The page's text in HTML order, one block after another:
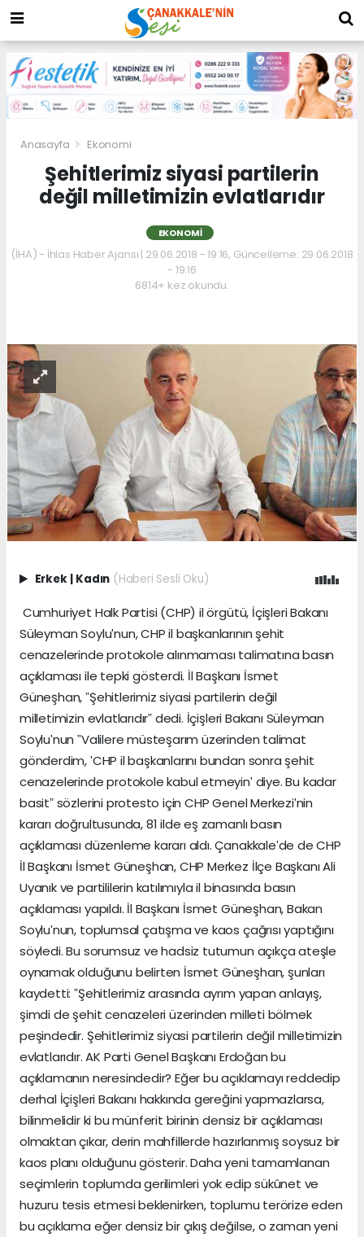
Anasayfa Ekonomi
Şehitlerimiz siyasi partilerin
değil milletimizin evlatlarıdır
EKONOMI
(İHA) - İhlas Haber Ajansı | 29.06.2018 - 19:16, Güncelleme: 29.06.2018
- 19:16
6814+ kez okundu.
Erkek | Kadın (Haberi Sesli Oku)
Cumhuriyet Halk Partisi (CHP) il örgütü, İçişleri Bakanı
Süleyman Soyluʹnun, CHP il başkanlarının şehit
cenazelerinde protokole alınmaması talimatına basın
açıklaması ile tepki gösterdi. İl Başkanı İsmet
Güneşhan, ˮŞehitlerimiz siyasi partilerin değil
milletimizin evlatlarıdırˮ dedi. İçişleri Bakanı Süleyman
Soyluʹnun ˮValilere müsteşarım üzerinden talimat
gönderdim, ʹCHP il başkanlarını bundan sonra şehit
cenazelerinde protokole kabul etmeyinʹ diye. Bu kadar
basitˮ sözlerini protesto için CHP Genel Merkeziʹnin
kararı doğrultusunda, 81 ilde eş zamanlı basın
açıklaması düzenleme kararı aldı. Çanakkaleʹde de CHP
İl Başkanı İsmet Güneşhan, CHP Merkez İlçe Başkanı Ali
Uyanık ve partililerin katılımıyla il binasında basın
açıklaması yapıldı. İl Başkanı İsmet Güneşhan, Bakan
Soyluʹnun, toplumsal çatışma ve kaos çağrısı yaptığını
söyledi. Bu sorumsuz ve hadsiz tutumun açıkça ateşle
oynamak olduğunu belirten İsmet Güneşhan, şunları
kaydetti: ˮŞehitlerimiz arasında ayrım yapan anlayış,
şimdi de şehit cenazeleri üzerinden milleti bölmek
peşindedir. Şehitlerimiz siyasi partilerin değil milletimizin
evlatlarıdır. AK Parti Genel Başkanı Erdoğan bu
açıklamanın neresindedir? Eğer bu açıklamayı reddedip
derhal İçişleri Bakanı hakkında gereğini yapmazlarsa,
bilinmelidir ki bu münferit birinin densiz bir açıklaması
olmaktan çıkar, derin mahfillerde hazırlanmış soysuz bir
kaos planı olduğunu gösterir. Daha yeni tamamlanan
seçimlerin toplumda gerilimleri yok edip sükûnet ve
huzuru tesis etmesi beklenirken, toplumu terörize eden
bu açıklama eğer densiz bir çıkış değilse, o zaman yeni